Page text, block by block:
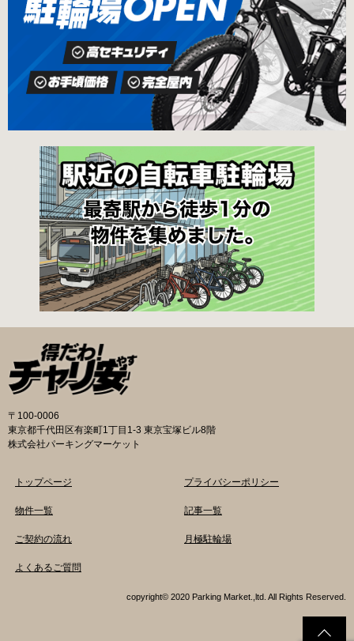
門線、丸の内線大手町駅A5出口 東京メトロ東西
線大手町駅B3出口 返還の際に必要な書類 返還
料 2,000円 自転車の鍵 身分証明証 千代田区HP
はこちら 新宿区で撤去された場合 内藤町自転車
保管場所 住所 新宿区内藤町11番地 ※都立新
宿高校東隣（内藤町11番地4号） 電話 03-5273-
3896 最寄駅 東京メトロ丸ノ内線新宿三丁目駅
から徒歩3分 東京メトロ丸ノ内線新宿御苑前駅
から徒歩6分 JR新宿駅から徒歩8分 西新宿自転
車保管場所 住所
口）、各出張所の受付時間中に直接お持ちくだ
さい（郵送先・各出張所の受付時間）。電話・
ファクス・メールでは申請できません。 利用料
金 登録手数料 区民3,000円 区外居住者6,000円
生活保護受給者免除（詳しくはお問い合わせく
ださい） ただし、自転車利用者で高校生以下は
3,000円（区内、区外在住を問わず） 定期利用
料金 各駐輪場で定期利用料金が異なります。詳
細は各駐輪場または管理会社にお問い合わせく
ださい。 一時利用料金 2時間まで：0円 10時間
まで：100円 10時間を超えて5時間ごと：100円
千代田区HPはこちら 新宿区の自転車駐輪場 利
用方法 利用登録申請書の提出 利用申請書（申請
窓口で配布。新宿区 ホームページからも取り出
せます）を各申請窓口、交通対策課自転車対策
係（本庁舎7階）・特別出張所に直接お持ちくだ
さい。交通対策課では郵送申請（2月8日 消印有
効）・電子申請も受け付けています。 次年度の
利用に関しては、毎年1月ごろに利用申請一斉受
付を行います。（詳細は区広報、HP等でご案内
いたします。） 登録が決定した方は、交通対策
課から郵送する「利用申請結果通知」「納付
書」と利用料金を指定の自転等駐輪場にお持ち
の上、手続きをしてください。 ※収容台数を超
す。 利用料金 登録手数料 不要です。 定期利用
料金 自転車等駐輪場：1,800円／月 路上自転車
円／年 ※各駐輪場で定期利用料金が異なりま
わせください。 一時利用料金 各駐輪場で一時利
理会社にお問い合わせください。 新宿区HPはこ
ただき、各駐輪場にて管理員に手渡しもしくは
〒100-0006
東京都千代田区有楽町1丁目1-3 東京宝塚ビル8階
株式会社パーキングマーケット
トップページ
物件一覧
ご契約の流れ
よくあるご質問
プライバシーポリシー
記事一覧
月極駐輪場
copyright© 2020 Parking Market.,ltd. All Rights Reserved.